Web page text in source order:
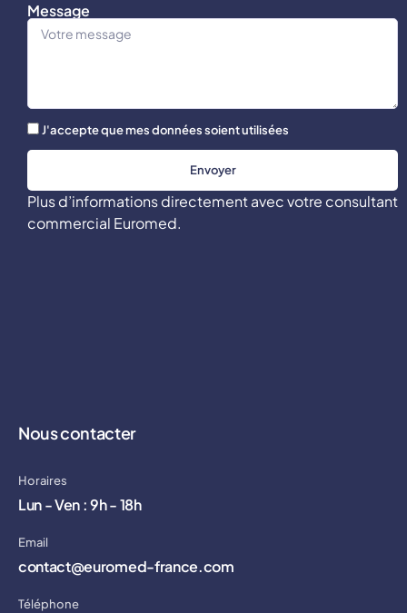
Message
J'accepte que mes données soient utilisées
Envoyer
Plus d’informations directement avec votre consultant
commercial Euromed.
Nous contacter
Horaires
Lun - Ven : 9h - 18h
Email
contact@euromed-france.com
Téléphone